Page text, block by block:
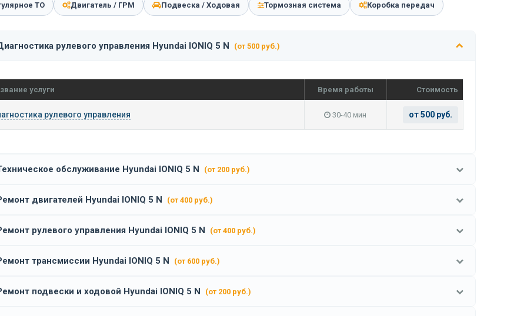
ТО Двигатель / ГРМ Подвеска / Ходовая Тормозная система Коробка передач
рулевого управления Hyundai IONIQ 5 N (от 500 руб.)
услуги Время работы Стоимость
рулевого управления 30-40 мин от 500 руб.
обслуживание Hyundai IONIQ 5 N (от 200 руб.)
двигателей Hyundai IONIQ 5 N (от 400 руб.)
рулевого управления Hyundai IONIQ 5 N (от 400 руб.)
трансмиссии Hyundai IONIQ 5 N (от 600 руб.)
подвески и ходовой Hyundai IONIQ 5 N (от 200 руб.)